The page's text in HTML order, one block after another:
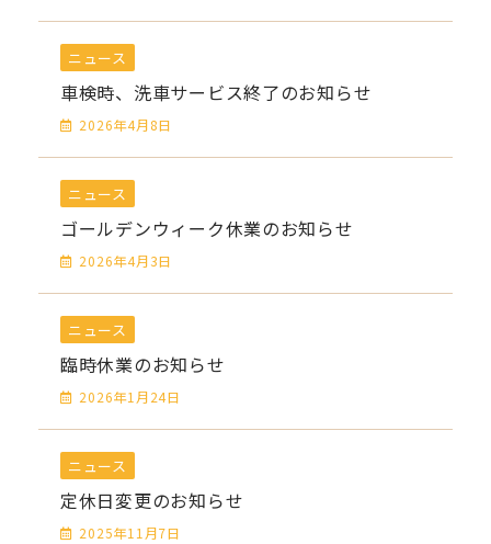
ニュース
車検時、洗車サービス終了のお知らせ
2026年4月8日
ニュース
ゴールデンウィーク休業のお知らせ
2026年4月3日
ニュース
臨時休業のお知らせ
2026年1月24日
ニュース
定休日変更のお知らせ
2025年11月7日